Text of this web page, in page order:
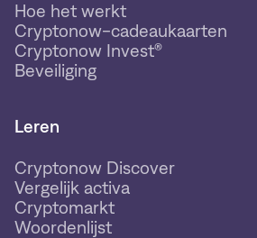
Hoe het werkt
Cryptonow-cadeaukaarten
Cryptonow Invest®
Beveiliging
Leren
Cryptonow Discover
Vergelijk activa
Cryptomarkt
Woordenlijst